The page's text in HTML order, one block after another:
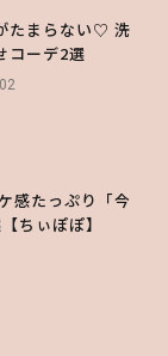
たまらない♡ 洗
コーデ2選
感たっぷり「今
ちぃぽぽ】
ンティックトラ
新作コーデ4選
2026.07.10
素顔に迫る♡ 一
web独占】
ーと初コラボ♡
限定グッズを総
「バティスト」
グ3選